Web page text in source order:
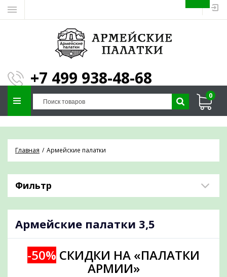
+7 499 938-48-68
0
Главная Армейские палатки
Фильтр
Армейские палатки 3,5
-50% СКИДКИ НА «ПАЛАТКИ
АРМИИ»
ЗАПОЛНИТЕ ФОРМУ И
МЫ ПОДБЕРЕМ
ПАЛАТКУ ПОД ВАШИ
ПАРАМЕТРЫ!
Отправим предложение на почту и
проконсультируем по любым вопросам